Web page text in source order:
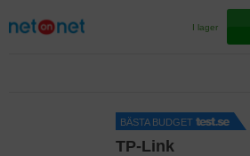
I lager
BÄSTA BUDGET
TP-Link